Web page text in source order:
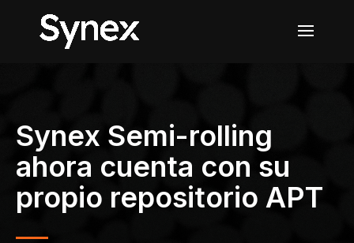
Synex Semi-rolling
ahora cuenta con su
propio repositorio APT